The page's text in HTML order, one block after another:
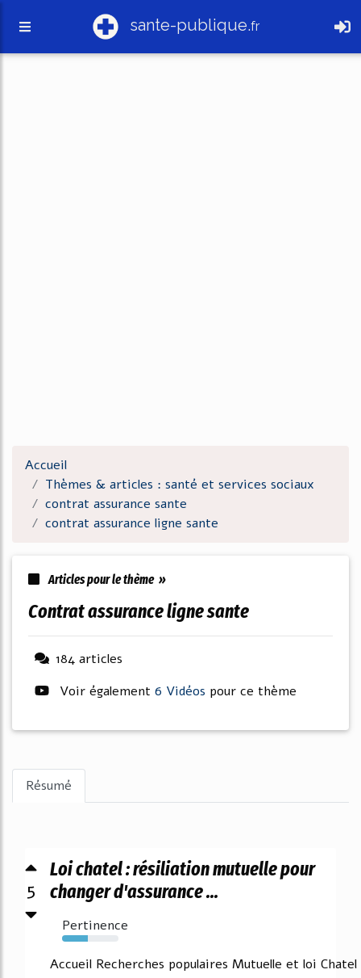
sante-publique.fr
Accueil
Thèmes & articles : santé et services sociaux
contrat assurance sante
contrat assurance ligne sante
Articles pour le thème »
contrat assurance ligne sante
184 articles
Voir également 6 Vidéos pour ce thème
Résumé
5
Loi chatel : résiliation mutuelle pour
changer d'assurance ...
Pertinence
45%
Accueil Recherches populaires Mutuelle et loi Chatel